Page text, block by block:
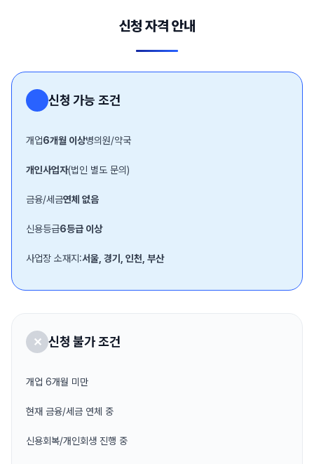
신청 자격 안내
신청 가능 조건
개업6개월 이상병의원/약국
개인사업자(법인 별도 문의)
금융/세금연체 없음
신용등급6등급 이상
사업장 소재지:서울, 경기, 인천, 부산
✕ 신청 불가 조건
개업 6개월 미만
현재 금융/세금 연체 중
신용회복/개인회생 진행 중